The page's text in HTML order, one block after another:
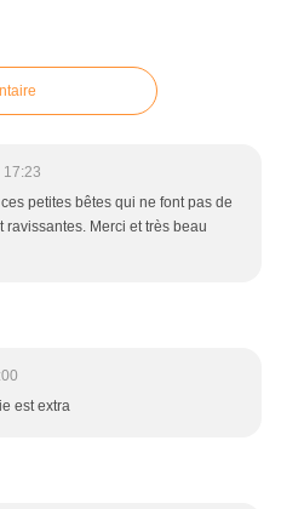
petites bêtes qui ne font pas de
ravissantes. Merci et très beau
est extra